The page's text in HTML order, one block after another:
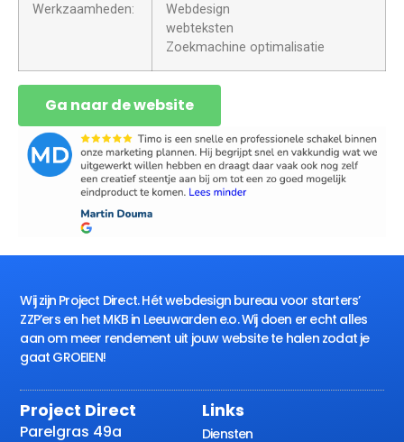
Werkzaamheden:
Webdesign
webteksten
Zoekmachine optimalisatie
Ga naar de website
Wij zijn Project Direct. Hét webdesign bureau voor starters’
ZZP’ers en het MKB in Leeuwarden e.o. Wij doen er echt alles
aan om meer rendement uit jouw website te halen zodat je
gaat GROEIEN!
Project Direct
Parelgras 49a
Links
Diensten